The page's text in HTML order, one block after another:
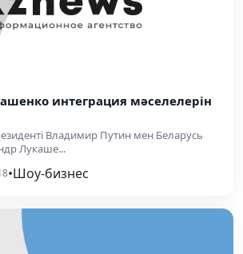
интеграция мәселелерін
Владимир Путин мен Беларусь
Лукаше...
•Шоу-бизнес